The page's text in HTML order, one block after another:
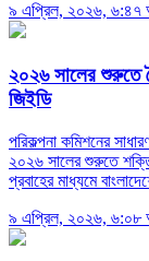
৯ এপ্রিল, ২০২৬, ৬:৪৭
২০২৬ সালের শুরুতে
জিইডি
পরিকল্পনা কমিশনের
২০২৬ সালের শুরুতে
প্রবাহের মাধ্যমে
৯ এপ্রিল, ২০২৬, ৬:০৮